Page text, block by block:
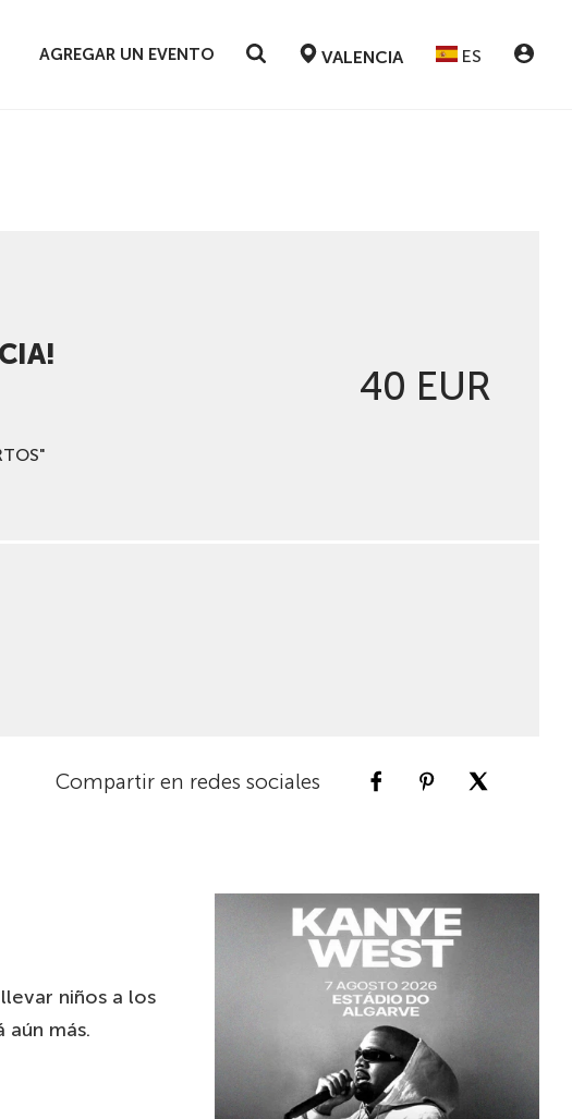
AGREGAR UN EVENTO VALENCIA ES
40 EUR
Compartir en redes sociales
niños a los
más.